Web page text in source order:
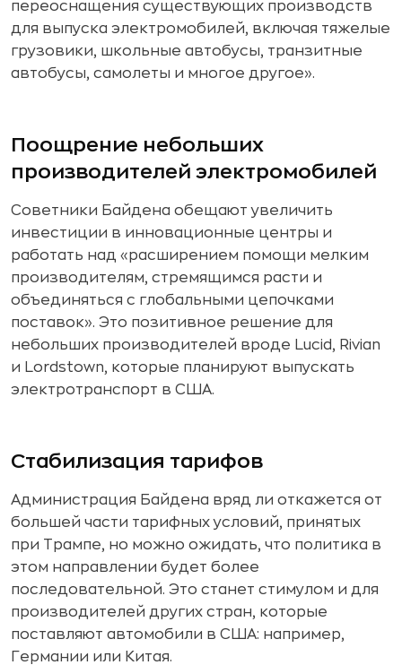
переоснащения существующих производств
для выпуска электромобилей, включая тяжелые
грузовики, школьные автобусы, транзитные
автобусы, самолеты и многое другое».
Поощрение небольших
производителей электромобилей
Советники Байдена обещают увеличить
инвестиции в инновационные центры и
работать над «расширением помощи мелким
производителям, стремящимся расти и
объединяться с глобальными цепочками
поставок». Это позитивное решение для
небольших производителей вроде Lucid, Rivian
и Lordstown, которые планируют выпускать
электротранспорт в США.
Стабилизация тарифов
Администрация Байдена вряд ли откажется от
большей части тарифных условий, принятых
при Трампе, но можно ожидать, что политика в
этом направлении будет более
последовательной. Это станет стимулом и для
производителей других стран, которые
поставляют автомобили в США: например,
Германии или Китая.